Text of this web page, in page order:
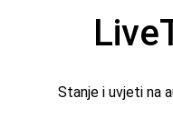
Stanje i uvjeti na